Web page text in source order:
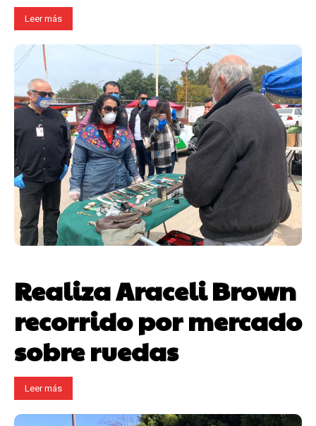
Leer más
Realiza Araceli Brown
recorrido por mercado
sobre ruedas
Leer más